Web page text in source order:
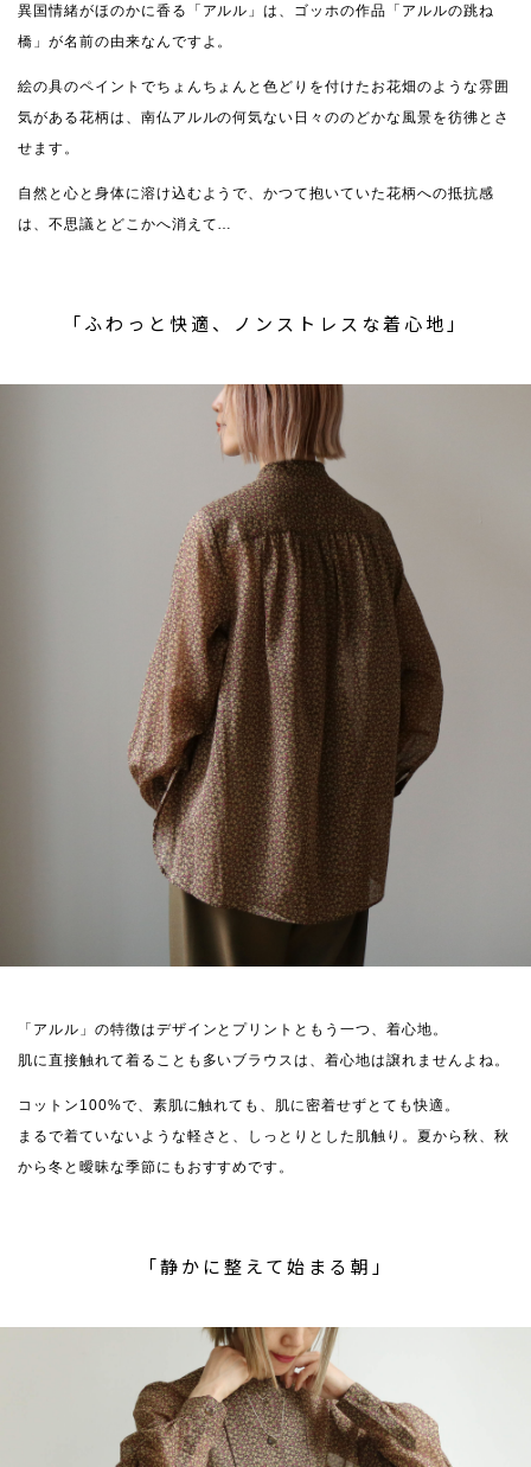
異国情緒がほのかに香る「アルル」は、ゴッホの作品「アルルの跳ね
橋」が名前の由来なんですよ。
絵の具のペイントでちょんちょんと色どりを付けたお花畑のような雰囲
気がある花柄は、南仏アルルの何気ない日々ののどかな風景を彷彿とさ
せます。
自然と心と身体に溶け込むようで、かつて抱いていた花柄への抵抗感
は、不思議とどこかへ消えて…
「ふわっと快適、ノンストレスな着心地」
「アルル」の特徴はデザインとプリントともう一つ、着心地。
肌に直接触れて着ることも多いブラウスは、着心地は譲れませんよね。
コットン100%で、素肌に触れても、肌に密着せずとても快適。
まるで着ていないような軽さと、しっとりとした肌触り。夏から秋、秋
から冬と曖昧な季節にもおすすめです。
「静かに整えて始まる朝」